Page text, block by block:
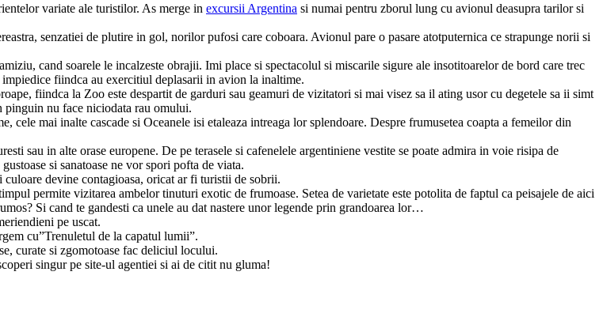
variate ale turistilor. As merge in excursii Argentina si numai pentru zborul lung cu avionul deasupra tarilor si
senzatiei de plutire in gol, norilor pufosi care coboara. Avionul pare o pasare atotputernica ce strapunge norii si
cand soarele le incalzeste obrajii. Imi place si spectacolul si miscarile sigure ale insotitoarelor de bord care trec
fiindca au exercitiul deplasarii in avion la inaltime.
fiindca la Zoo este despartit de garduri sau geamuri de vizitatori si mai visez sa il ating usor cu degetele sa ii simt
pinguin nu face niciodata rau omului.
mai inalte cascade si Oceanele isi etaleaza intreaga lor splendoare. Despre frumusetea coapta a femeilor din
sau in alte orase europene. De pe terasele si cafenelele argentiniene vestite se poate admira in voie risipa de
si sanatoase ne vor spori pofta de viata.
devine contagioasa, oricat ar fi turistii de sobrii.
permite vizitarea ambelor tinuturi exotic de frumoase. Setea de varietate este potolita de faptul ca peisajele de aici
Si cand te gandesti ca unele au dat nastere unor legende prin grandoarea lor…
pe uscat.
cu”Trenuletul de la capatul lumii”.
curate si zgomotoase fac deliciul locului.
singur pe site-ul agentiei si ai de citit nu gluma!